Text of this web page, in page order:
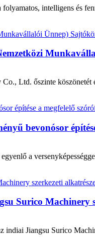
intelligens és
Ltd. őszinte
bevonósor
a
Surico Machinery
indiai Jiangsu Surico